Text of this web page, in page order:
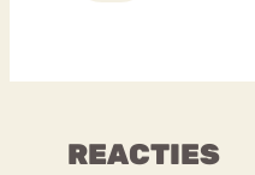
REACTIES